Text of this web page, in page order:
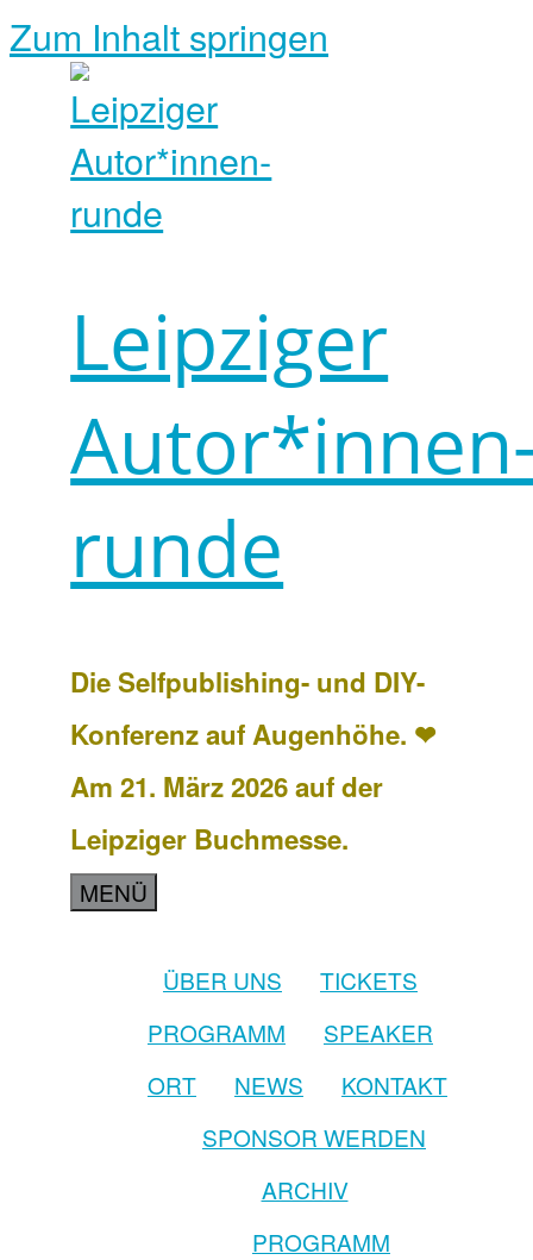
Zum Inhalt springen
Leipziger
runde
Die Selfpublishing- und DIY-
Konferenz auf Augenhöhe. ❤
Am 21. März 2026 auf der
Leipziger Buchmesse.
MENÜ
ÜBER UNS
TICKETS
PROGRAMM
SPEAKER
ORT
NEWS
KONTAKT
SPONSOR WERDEN
ARCHIV
PROGRAMM